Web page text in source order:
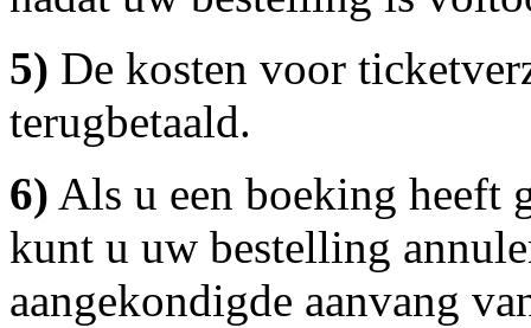
5) De kosten voor
terugbetaald.
6) Als u een boeking heeft
kunt u uw bestelling
aangekondigde aanvang